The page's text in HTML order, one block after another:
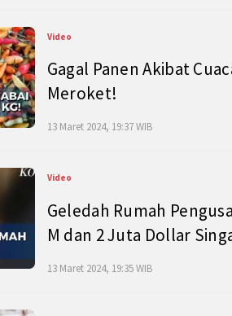
Video
Gagal Panen Akibat
Meroket!
13 Maret 2024, 19:37 WIB
Video
Geledah Rumah
M dan 2 Juta Dollar
13 Maret 2024, 19:35 WIB